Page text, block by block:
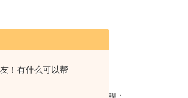
！有什么可以帮